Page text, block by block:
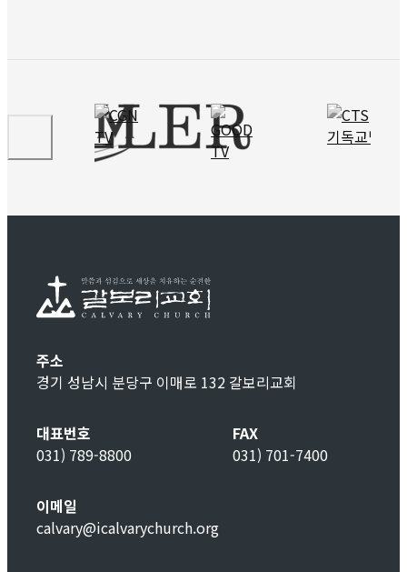
주소
경기 성남시 분당구 이매로 132 갈보리교회
대표번호
031) 789-8800
FAX
031) 701-7400
이메일
calvary@icalvarychurch.org